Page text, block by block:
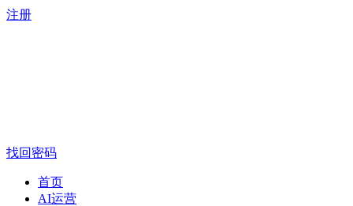
注册
找回密码
首页
AI运营